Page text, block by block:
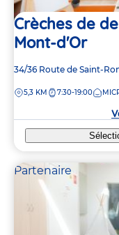
Crèches de
Mont-d'Or
Adresse
la
34/36 Route de Saint-
DISTANCE
5,3 KM 7:30-19:00
Partenaire